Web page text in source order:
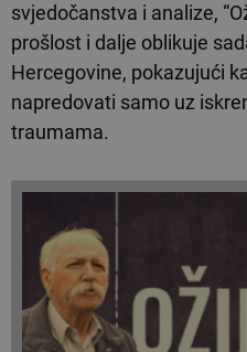
svjedočanstva i analize,
prošlost i dalje oblikuje
Hercegovine, pokazujući
napredovati samo uz
traumama.